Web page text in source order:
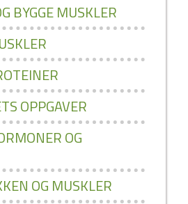
BYGGE MUSKLER
OPPGAVER
OG
OG MUSKLER